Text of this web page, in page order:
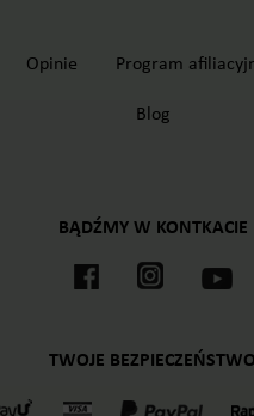
Opinie Program
Blog
BĄDŹMY W KONTKACIE
TWOJE BEZPIECZEŃSTWO